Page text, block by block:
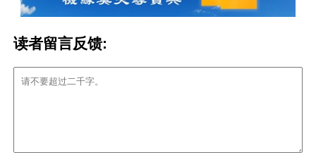
读者留言反馈: